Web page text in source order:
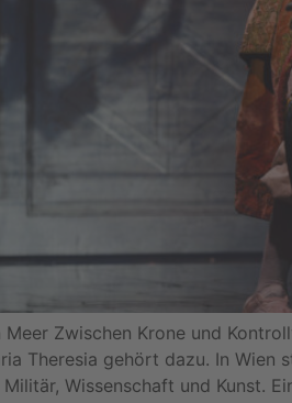
Zwischen Krone und
Theresia gehört dazu. In Wien
Wissenschaft und Kunst.